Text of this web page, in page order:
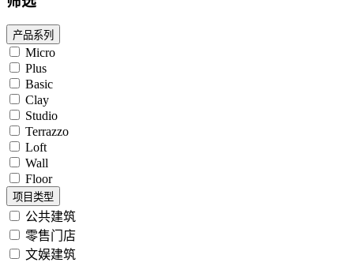
产品系列
Micro
Plus
Basic
Clay
Studio
Terrazzo
Loft
Wall
Floor
项目类型
公共建筑
零售门店
文娱建筑